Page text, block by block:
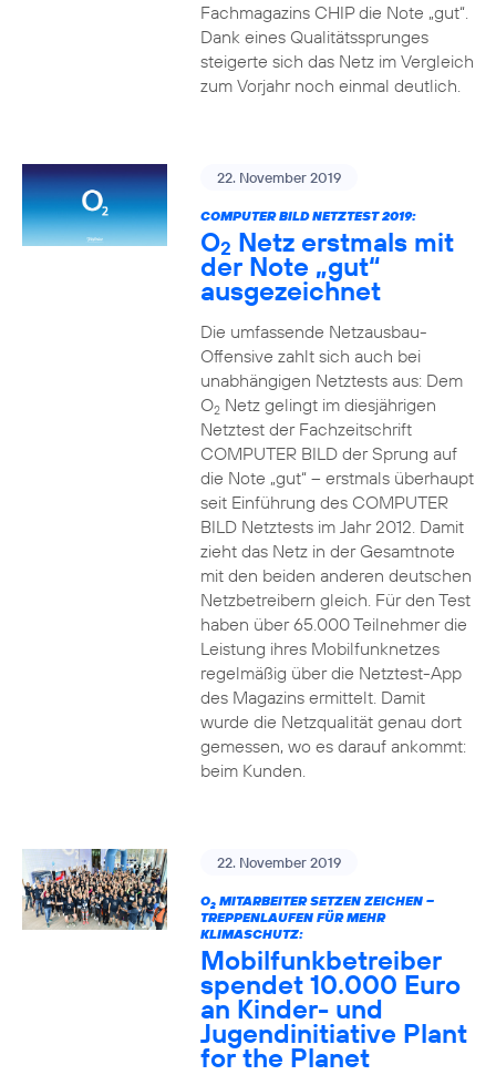
Fachmagazins CHIP die Note „gut“.
Dank eines Qualitätssprunges
steigerte sich das Netz im Vergleich
zum Vorjahr noch einmal deutlich.
22. November 2019
COMPUTER BILD NETZTEST 2019:
O2 Netz erstmals mit
der Note „gut“
ausgezeichnet
Die umfassende Netzausbau-
Offensive zahlt sich auch bei
unabhängigen Netztests aus: Dem
O2Netz gelingt im diesjährigen
Netztest der Fachzeitschrift
COMPUTER BILD der Sprung auf
die Note „gut“ – erstmals überhaupt
seit Einführung des COMPUTER
BILD Netztests im Jahr 2012. Damit
zieht das Netz in der Gesamtnote
mit den beiden anderen deutschen
Netzbetreibern gleich. Für den Test
haben über 65.000 Teilnehmer die
Leistung ihres Mobilfunknetzes
regelmäßig über die Netztest-App
des Magazins ermittelt. Damit
wurde die Netzqualität genau dort
gemessen, wo es darauf ankommt:
beim Kunden.
22. November 2019
O2MITARBEITER SETZEN ZEICHEN –
TREPPENLAUFEN FÜR MEHR
KLIMASCHUTZ:
Mobilfunkbetreiber
spendet 10.000 Euro
an Kinder- und
Jugendinitiative Plant
for the Planet